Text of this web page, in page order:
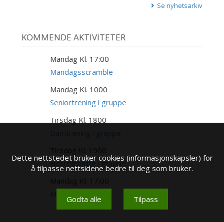
Se nyhetsarkiv
KOMMENDE AKTIVITETER
Mandag Kl. 17:00
Mandagsscramble
Mandag Kl. 1000
Seniortrening i gruppe
18
Tirsdag Kl. 1800
AUG
Herretrening i gruppe
Dette nettstedet bruker cookies (informasjonskapsler) for
å tilpasse nettsidene bedre til deg som bruker.
Godta alle Tilpass